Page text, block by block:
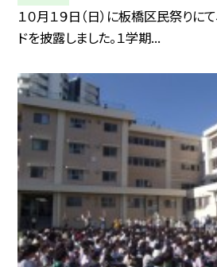
１０月１９日（日）に板橋区民祭りに
ドを披露しました。１学期...